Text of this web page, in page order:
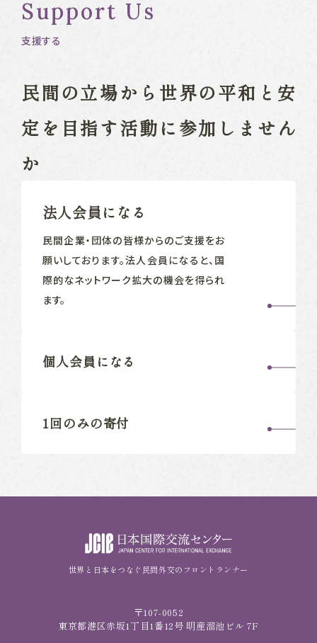
Support Us
支援する
民間の立場から 世界の平和と安
定を目指す活動に参加しません
か
法人会員になる
民間企業‧団体の皆様からのご支援をお
願いしております。法人会員になると、国
際的なネットワーク拡大の機会を得られ
ます。
個人会員になる
1回のみの寄付
世界と日本をつなぐ民間外交のフロントランナー
〒107-0052
東京都港区赤坂1丁目1番12号 明産溜池ビル 7F